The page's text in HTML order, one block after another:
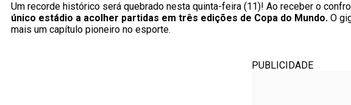
Um recorde histórico será quebrado nesta quinta-feira (11)! Ao receber o
único estádio a acolher partidas em três edições de Copa do Mundo. O
mais um capítulo pioneiro no esporte.
PUBLICIDADE